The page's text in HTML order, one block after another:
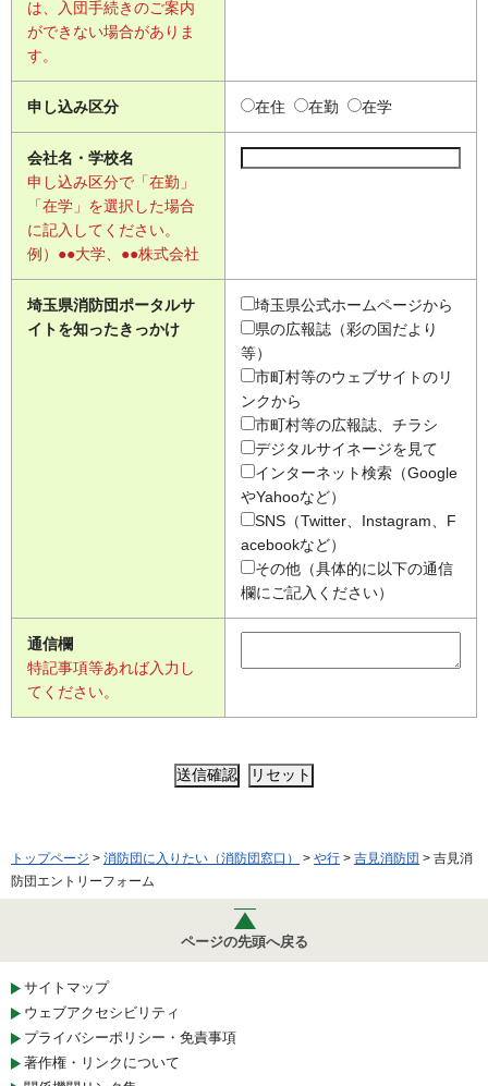
は、入団手続きのご案内
ができない場合がありま
す。
申し込み区分 在住 在勤 在学
会社名・学校名
申し込み区分で「在勤」
「在学」を選択した場合
に記入してください。
例）●●大学、●●株式会社
埼玉県消防団ポータルサ
イトを知ったきっかけ
埼玉県公式ホームページから
県の広報誌（彩の国だより
等）
市町村等のウェブサイトのリ
ンクから
市町村等の広報誌、チラシ
デジタルサイネージを見て
インターネット検索（Google
やYahooなど）
SNS（Twitter、Instagram、F
acebookなど）
その他（具体的に以下の通信
欄にご記入ください）
通信欄
特記事項等あれば入力し
てください。
トップページ > 消防団に入りたい（消防団窓口） > や行 > 吉見消防団 > 吉見消
防団エントリーフォーム
ページの先頭へ戻る
サイトマップ
ウェブアクセシビリティ
プライバシーポリシー・免責事項
著作権・リンクについて